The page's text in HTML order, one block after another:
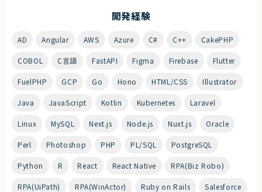
開発経験
AD Angular AWS Azure C# C++ CakePHP
COBOL C言語 FastAPI Figma Firebase Flutter
FuelPHP GCP Go Hono HTML/CSS Illustrator
Java JavaScript Kotlin Kubernetes Laravel
Linux MySQL Next.js Node.js Nuxt.js Oracle
Perl Photoshop PHP PL/SQL PostgreSQL
Python R React React Native RPA(Biz Robo)
RPA(UiPath) RPA(WinActor) Ruby on Rails Salesforce